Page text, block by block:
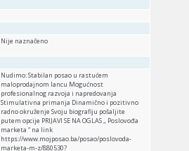
Nije naznačeno
Nudimo: Stabilan posao u rastućem
maloprodajnom lancu Mogućnost
profesionalnog razvoja i napredovanja
Stimulativna primanja Dinamično i pozitivno
radno okruženje Svoju biografiju pošaljite
putem opcije PRIJAVI SE NA OGLAS „ Poslovođa
marketa “ na link
https://www.mojposao.ba/posao/poslovoda-
marketa-m-z/880530?